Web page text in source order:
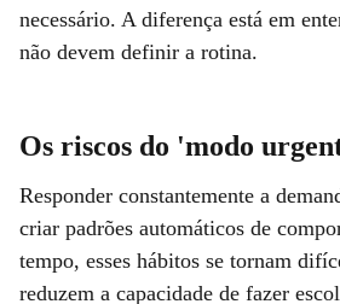
necessário. A diferença está em
não devem definir a rotina.
Os riscos do 'modo
Responder constantemente a
criar padrões automáticos de
tempo, esses hábitos se tornam
reduzem a capacidade de fazer